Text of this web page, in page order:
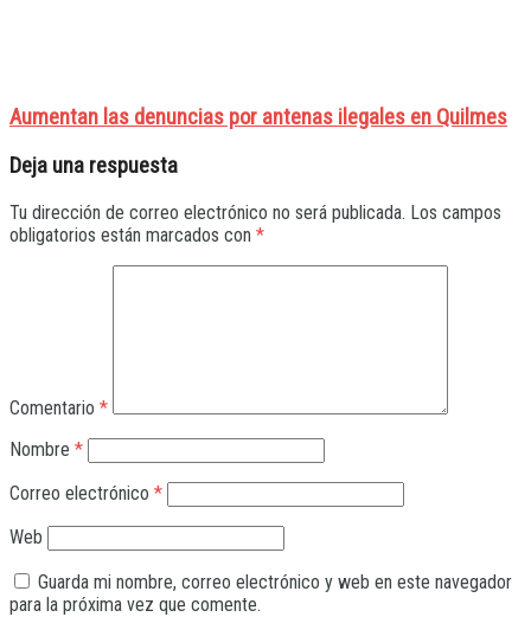
Aumentan las denuncias por antenas ilegales en Quilmes
Deja una respuesta
Tu dirección de correo electrónico no será publicada. Los campos
obligatorios están marcados con *
Comentario *
Nombre *
Correo electrónico *
Web
Guarda mi nombre, correo electrónico y web en este navegador
para la próxima vez que comente.